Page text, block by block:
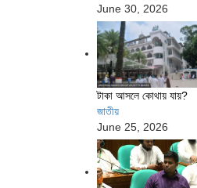
June 30, 2026
টাকা আসলে কোথায় যায়?
জাতীয়
June 25, 2026